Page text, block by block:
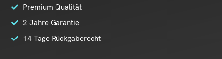
Premium Qualität
2 Jahre Garantie
14 Tage Rückgaberecht